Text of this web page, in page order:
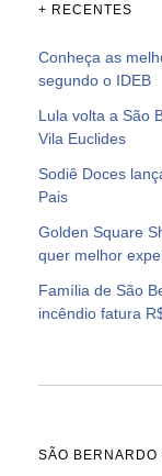
+ RECENTES
Conheça as
segundo o IDEB
Lula volta a São
Vila Euclides
Sodiê Doces
Pais
Golden Square
quer melhor
Família de São
incêndio fatura
SÃO BERNARDO